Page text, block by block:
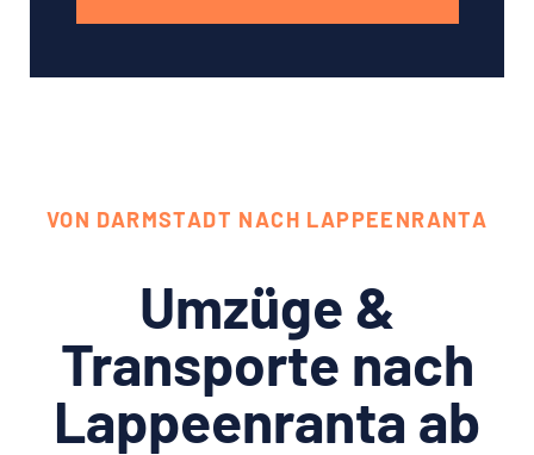
VON DARMSTADT NACH LAPPEENRANTA
Umzüge &
Transporte nach
Lappeenranta ab